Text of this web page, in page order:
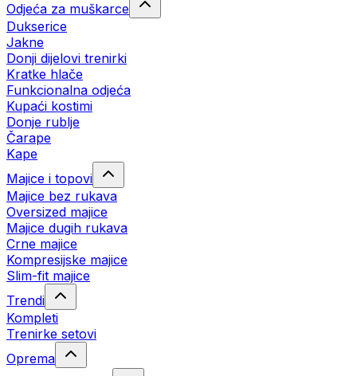
Odjeća za muškarce
Dukserice
Jakne
Donji dijelovi trenirki
Kratke hlače
Funkcionalna odjeća
Kupaći kostimi
Donje rublje
Čarape
Kape
Majice i topovi
Majice bez rukava
Oversized majice
Majice dugih rukava
Crne majice
Kompresijske majice
Slim-fit majice
Trendi
Kompleti
Trenirke setovi
Oprema